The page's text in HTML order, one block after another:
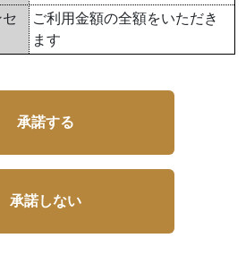
ご利用金額の全額をいただき
ます
承諾する
承諾しない